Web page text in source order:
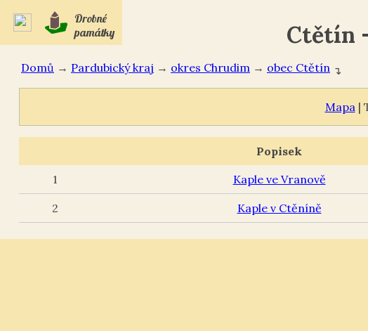
Drobné
památky
Ctětín
Domů → Pardubický kraj → okres Chrudim → Ctětín ↴
Mapa |
Popisek
1
Kaple ve Vranově
2 Kaple v Ctěníně